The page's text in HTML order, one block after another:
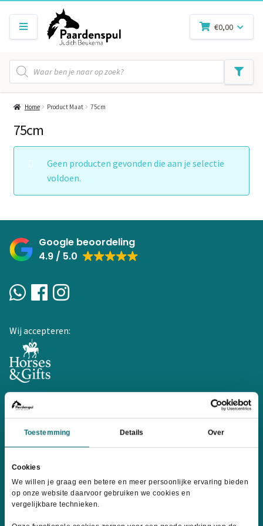
Toestemming Details Over
Cookies
We willen je graag een betere en meer persoonlijke ervaring bieden
op onze website daarvoor gebruiken we cookies en
vergelijkbare technieken.
Producten
zoeken
€0,00
Home Product Maat 75cm
75cm
Geen producten gevonden die aan je selectie
voldoen.
Google beoordeling
4.9
Wij accepteren:
Informatie
Over ons
Levertijd & Verzendkosten
Retourneren
Geef jouw mening